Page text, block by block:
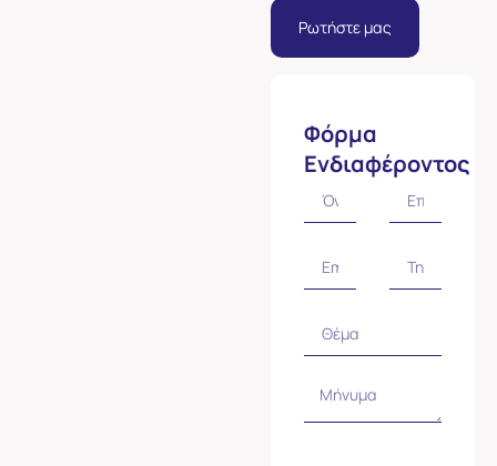
Ρωτήστε μας
Φόρμα
Ενδιαφέροντος